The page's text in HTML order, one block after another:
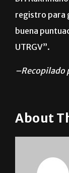
registro para
buena
UTRGV”.
–Recopilado
About